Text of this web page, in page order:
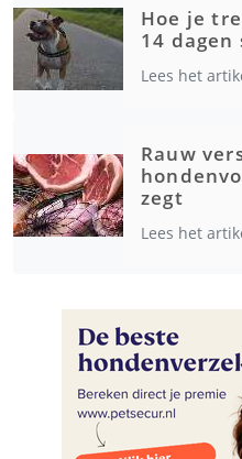
Hoe je
14
Lees het
Rauw
zegt
Lees het